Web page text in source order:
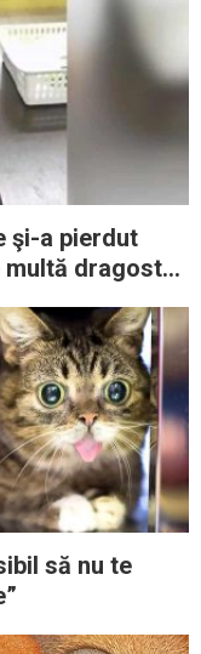
şi-a pierdut
dragoste
să nu te